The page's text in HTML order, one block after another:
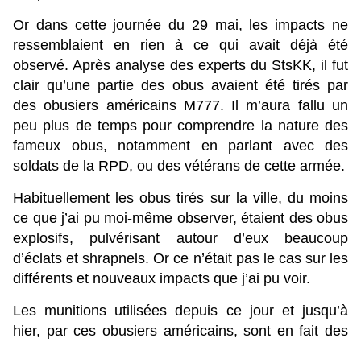
Or dans cette journée du 29 mai, les impacts ne
ressemblaient en rien à ce qui avait déjà été
observé. Après analyse des experts du StsKK, il fut
clair qu’une partie des obus avaient été tirés par
des obusiers américains M777. Il m’aura fallu un
peu plus de temps pour comprendre la nature des
fameux obus, notamment en parlant avec des
soldats de la RPD, ou des vétérans de cette armée.
Habituellement les obus tirés sur la ville, du moins
ce que j’ai pu moi-même observer, étaient des obus
explosifs, pulvérisant autour d’eux beaucoup
d’éclats et shrapnels. Or ce n’était pas le cas sur les
différents et nouveaux impacts que j’ai pu voir.
Les munitions utilisées depuis ce jour et jusqu’à
hier, par ces obusiers américains, sont en fait des